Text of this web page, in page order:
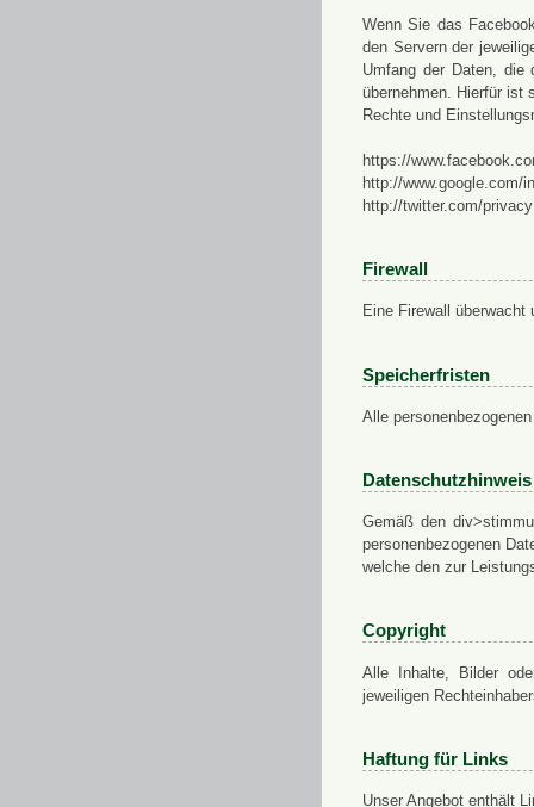
Wenn Sie das
den Servern der
Umfang der Daten, die
übernehmen. Hierfür ist
Rechte und
https://
http://www.google.com/
http://twitter.com/privacy
Firewall
Eine Firewall
Speicherfristen
Alle
Datenschutzhinweis
Gemäß den
personenbezogenen
welche den zur
Copyright
Alle Inhalte, Bilder
jeweiligen
Haftung für Links
Unser Angebot enthält